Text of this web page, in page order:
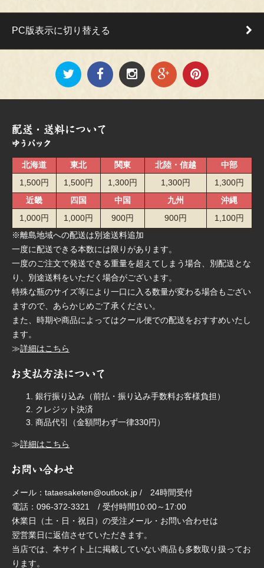
PC版表示に切り替える
北海道 東北 関東 北陸・信越
中部
1,500円
1,500円 1,300円 1,300円
1,300円
近畿
四国 中国 九州
沖縄
1,000円
1,000円 900円 900円
1,100円
※離島地域への配送は別途送料追加
一度に配送できる本数には限りがあります。
一度のご注文で発送できる重量を超えてしまう場合、別配送とな
り、別途送料をいただく場合がございます。
特殊な瓶のサイズ等により一口に入る数量が変わる場合もござい
ますので、あらかじめご了承ください。
また、時期や商品によってはクール便での配送をおすすめいたし
ます。
≫詳細はこちら
銀行振り込み（前払・振り込み手数料お客様負担）
クレジット決済
商品代引（金額問わず一律330円）
≫詳細はこちら
メール：tataesaketen@outlook.jp / 24時間受付
電話：096-372-3321 / 受付時間10:00～17:00
休業日（土・日・祝日）の受注メール・お問い合わせは
翌営業日に返信させていただきます。
当店では、本サイト上に掲載していない商品も多数取り扱ってお
ります。